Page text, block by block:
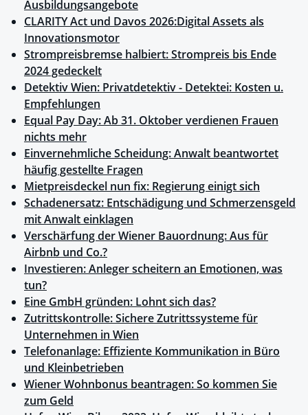
Ausbildungsangebote
CLARITY Act und Davos 2026:Digital Assets als
Innovationsmotor
Strompreisbremse halbiert: Strompreis bis Ende
2024 gedeckelt
Detektiv Wien: Privatdetektiv - Detektei: Kosten u.
Empfehlungen
Equal Pay Day: Ab 31. Oktober verdienen Frauen
nichts mehr
Einvernehmliche Scheidung: Anwalt beantwortet
häufig gestellte Fragen
Mietpreisdeckel nun fix: Regierung einigt sich
Schadenersatz: Entschädigung und Schmerzensgeld
mit Anwalt einklagen
Verschärfung der Wiener Bauordnung: Aus für
Airbnb und Co.?
Investieren: Anleger scheitern an Emotionen, was
tun?
Eine GmbH gründen: Lohnt sich das?
Zutrittskontrolle: Sichere Zutrittssysteme für
Unternehmen in Wien
Telefonanlage: Effiziente Kommunikation in Büro
und Kleinbetrieben
Wiener Wohnbonus beantragen: So kommen Sie
zum Geld